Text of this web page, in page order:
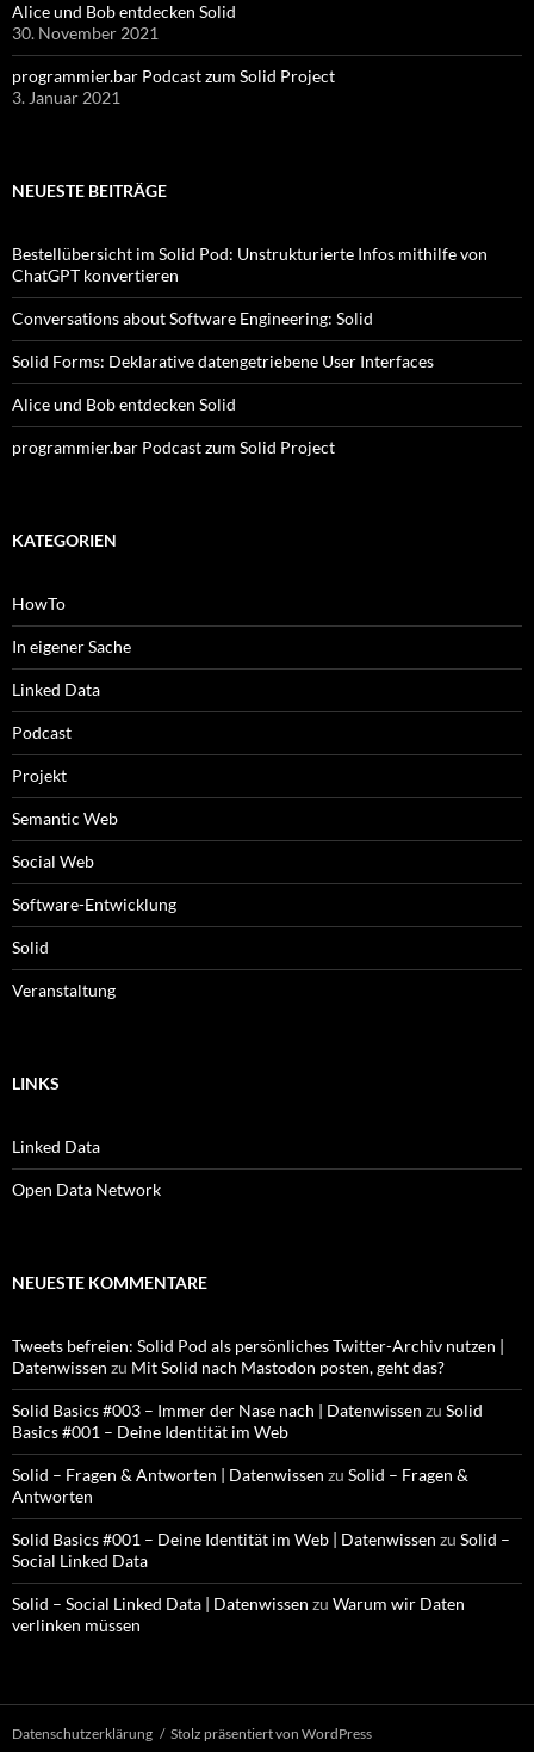
Alice und Bob entdecken Solid
30. November 2021
programmier.bar Podcast zum Solid Project
3. Januar 2021
NEUESTE BEITRÄGE
Bestellübersicht im Solid Pod: Unstrukturierte Infos mithilfe von
ChatGPT konvertieren
Conversations about Software Engineering: Solid
Solid Forms: Deklarative datengetriebene User Interfaces
Alice und Bob entdecken Solid
programmier.bar Podcast zum Solid Project
KATEGORIEN
HowTo
In eigener Sache
Linked Data
Podcast
Projekt
Semantic Web
Social Web
Software-Entwicklung
Solid
Veranstaltung
LINKS
Linked Data
Open Data Network
NEUESTE KOMMENTARE
Tweets befreien: Solid Pod als persönliches Twitter-Archiv nutzen |
Datenwissen zu Mit Solid nach Mastodon posten, geht das?
Solid Basics #003 – Immer der Nase nach | Datenwissen zu Solid
Basics #001 – Deine Identität im Web
Solid – Fragen & Antworten | Datenwissen zu Solid – Fragen &
Antworten
Solid Basics #001 – Deine Identität im Web | Datenwissen zu Solid –
Social Linked Data
Solid – Social Linked Data | Datenwissen zu Warum wir Daten
verlinken müssen
Datenschutzerklärung Stolz präsentiert von WordPress